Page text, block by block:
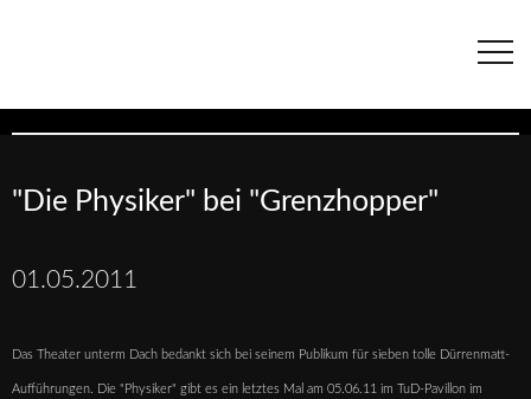
"Die Physiker" bei "Grenzhopper"
01.05.2011
Das Theater unterm Dach bedankt sich bei seinem Publikum für sieben tolle Dürrenmatt-
Aufführungen. Die "Physiker" gibt es ein letztes Mal am 05.06.11 im TuD-Pavillon im